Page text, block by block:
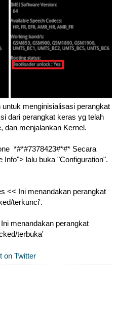
menginisialisasi perangkat
dari perangkat keras yg telah
dan menjalankan Kernel.
*#*#7378423#*#* Secara
lalu buka "Configuration".
<< Ini menandakan perangkat
terkunci'.
menandakan perangkat
terbuka'
on Twitter